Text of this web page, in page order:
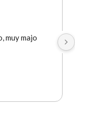
muy majo